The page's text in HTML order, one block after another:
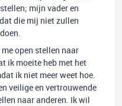
mijn vader en
die mij niet zullen
open stellen naar
ik moeite heb met het
ik niet meer weet hoe.
veilige en vertrouwende
naar anderen. Ik wil